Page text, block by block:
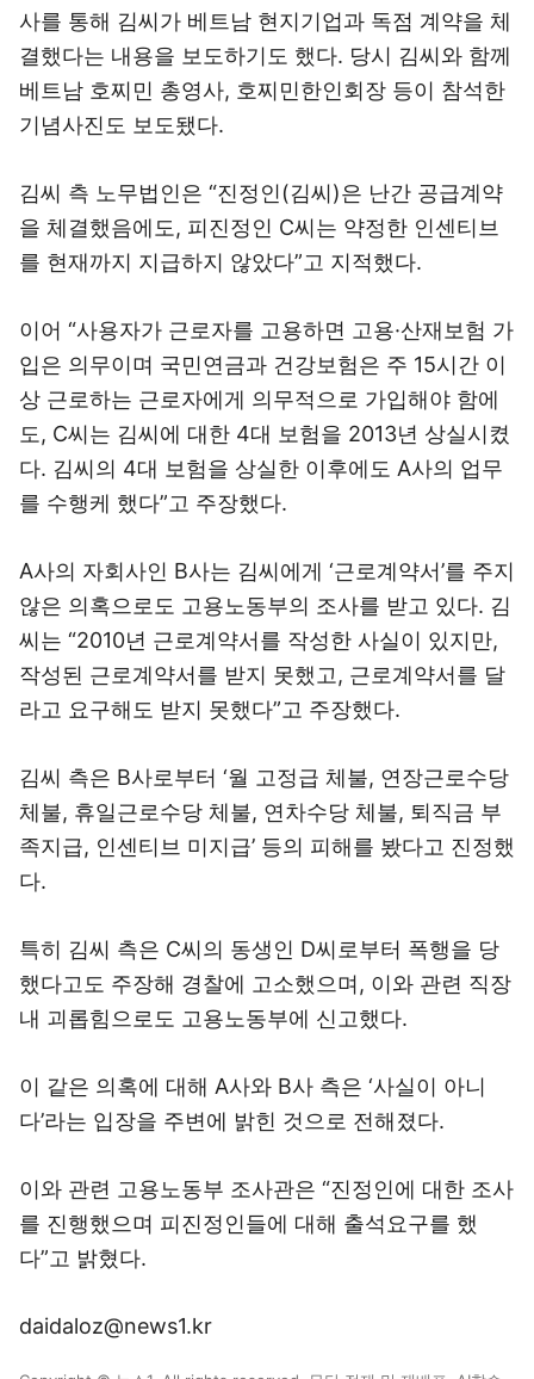
사를 통해 김씨가 베트남 현지기업과 독점 계약을 체
결했다는 내용을 보도하기도 했다. 당시 김씨와 함께
베트남 호찌민 총영사, 호찌민한인회장 등이 참석한
기념사진도 보도됐다.
김씨 측 노무법인은 “진정인(김씨)은 난간 공급계약
을 체결했음에도, 피진정인 C씨는 약정한 인센티브
를 현재까지 지급하지 않았다”고 지적했다.
이어 “사용자가 근로자를 고용하면 고용·산재보험 가
입은 의무이며 국민연금과 건강보험은 주 15시간 이
상 근로하는 근로자에게 의무적으로 가입해야 함에
도, C씨는 김씨에 대한 4대 보험을 2013년 상실시켰
다. 김씨의 4대 보험을 상실한 이후에도 A사의 업무
를 수행케 했다”고 주장했다.
A사의 자회사인 B사는 김씨에게 ‘근로계약서’를 주지
않은 의혹으로도 고용노동부의 조사를 받고 있다. 김
씨는 “2010년 근로계약서를 작성한 사실이 있지만,
작성된 근로계약서를 받지 못했고, 근로계약서를 달
라고 요구해도 받지 못했다”고 주장했다.
김씨 측은 B사로부터 ‘월 고정급 체불, 연장근로수당
체불, 휴일근로수당 체불, 연차수당 체불, 퇴직금 부
족지급, 인센티브 미지급’ 등의 피해를 봤다고 진정했
다.
특히 김씨 측은 C씨의 동생인 D씨로부터 폭행을 당
했다고도 주장해 경찰에 고소했으며, 이와 관련 직장
내 괴롭힘으로도 고용노동부에 신고했다.
이 같은 의혹에 대해 A사와 B사 측은 ‘사실이 아니
다’라는 입장을 주변에 밝힌 것으로 전해졌다.
이와 관련 고용노동부 조사관은 “진정인에 대한 조사
를 진행했으며 피진정인들에 대해 출석요구를 했
다”고 밝혔다.
daidaloz@news1.kr